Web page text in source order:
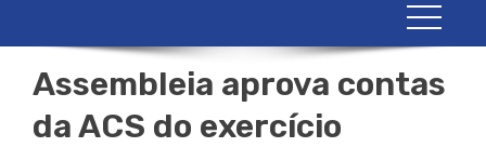
Assembleia aprova contas
da ACS do exercício